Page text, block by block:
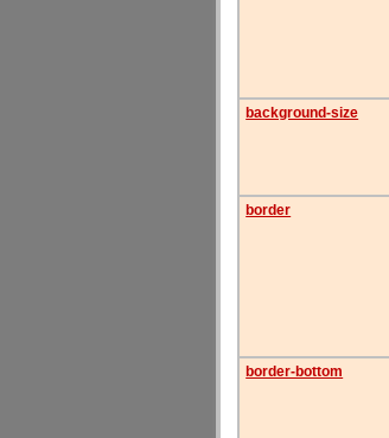
background-size
border
border-bottom